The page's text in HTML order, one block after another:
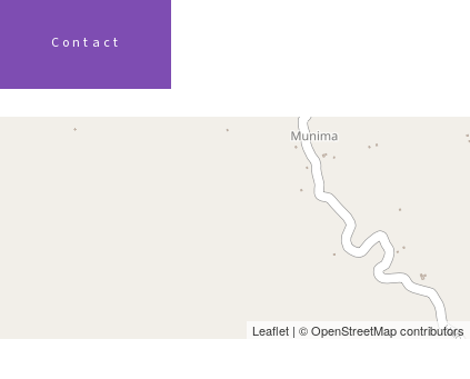
Contact
Leaflet | ©OpenStreetMapcontributors